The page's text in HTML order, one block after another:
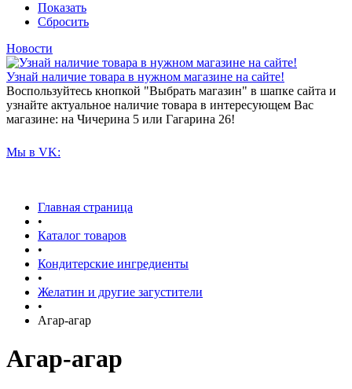
Показать
Сбросить
Новости
Узнай наличие товара в нужном магазине на сайте!
Воспользуйтесь кнопкой "Выбрать магазин" в шапке сайта и
узнайте актуальное наличие товара в интересующем Вас
магазине: на Чичерина 5 или Гагарина 26!
Мы в VK:
Главная страница
•
Каталог товаров
•
Кондитерские ингредиенты
•
Желатин и другие загустители
•
Агар-агар
Агар-агар